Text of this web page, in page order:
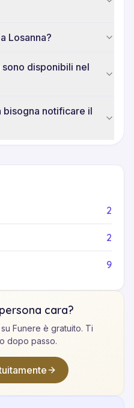
Losanna?
disponibili nel
bisogna notificare il
2
2
9
cara?
Funere è gratuito. Ti
dopo passo.